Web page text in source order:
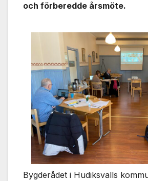
och förberedde årsmöte.
Bygderådet i Hudiksvalls